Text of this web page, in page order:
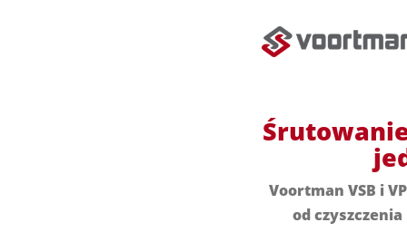
Voortman VSB i
od